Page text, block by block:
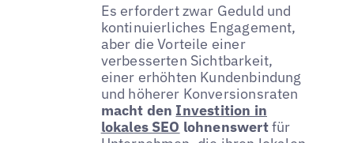
Es erfordert zwar Geduld und
kontinuierliches Engagement,
aber die Vorteile einer
verbesserten Sichtbarkeit,
einer erhöhten Kundenbindung
und höherer Konversionsraten
macht den Investition in
lokales SEO lohnenswertfür